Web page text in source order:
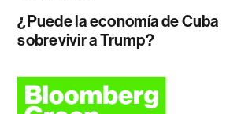
¿Puede la economía de Cuba
sobrevivir a Trump?